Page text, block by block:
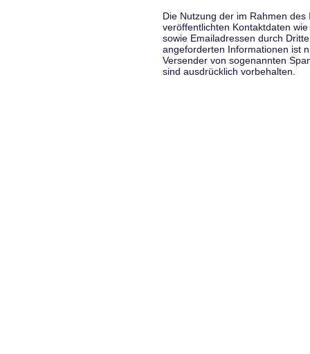
Die Nutzung der im Rahmen
veröffentlichten Kontaktdaten
sowie Emailadressen durch
angeforderten Informationen ist
Versender von sogenannten
sind ausdrücklich vorbehalten.